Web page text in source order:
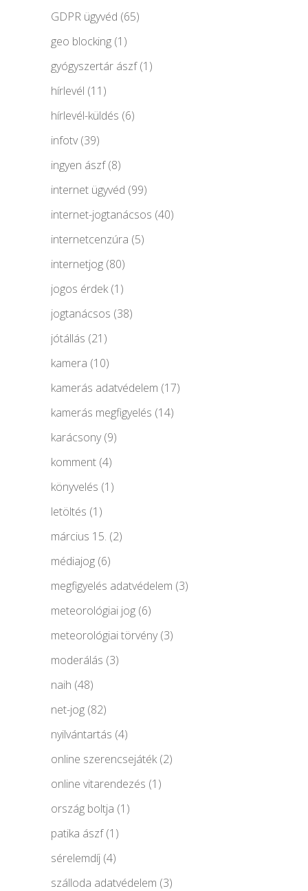
GDPR ügyvéd (65)
geo blocking (1)
gyógyszertár ászf(1)
hírlevél (11)
hírlevél-küldés (6)
infotv(39)
ingyen ászf(8)
internet ügyvéd (99)
internet-jogtanácsos (40)
internetcenzúra (5)
internetjog (80)
jogos érdek(1)
jogtanácsos (38)
jótállás (21)
kamera (10)
kamerás adatvédelem (17)
kamerás megfigyelés (14)
karácsony(9)
komment (4)
könyvelés (1)
letöltés (1)
március 15. (2)
médiajog (6)
megfigyelés adatvédelem (3)
meteorológiai jog (6)
meteorológiai törvény(3)
moderálás (3)
naih (48)
net-jog (82)
nyilvántartás (4)
online szerencsejáték(2)
online vitarendezés (1)
ország boltja (1)
patika ászf(1)
sérelemdíj (4)
szálloda adatvédelem (3)